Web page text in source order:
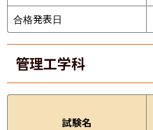
合格発表日
管理工学科
試験名